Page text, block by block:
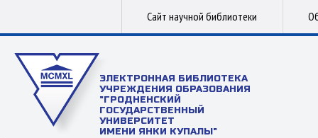
Сайт научной библиотеки
ЭЛЕКТРОННАЯ БИБЛИОТЕКА
УЧРЕЖДЕНИЯ ОБРАЗОВАНИЯ
"ГРОДНЕНСКИЙ
ГОСУДАРСТВЕННЫЙ
УНИВЕРСИТЕТ
ИМЕНИ ЯНКИ КУПАЛЫ"